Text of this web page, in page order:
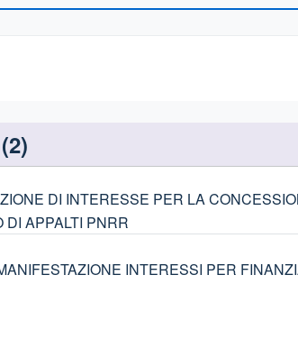
2)
DI INTERESSE PER LA
DI APPALTI PNRR
INTERESSI PER